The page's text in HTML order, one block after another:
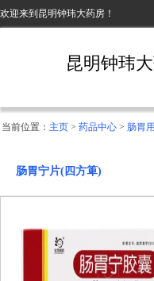
欢迎来到昆明钟玮大药房！
昆明钟玮
当前位置： 主页 > 药品中心 > 肠胃
肠胃宁片(四方箄)